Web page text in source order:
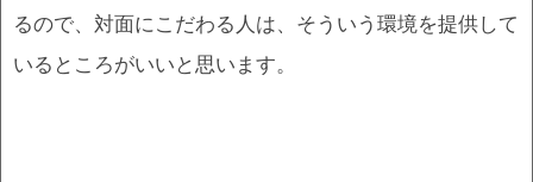
るので、対面にこだわる人は、そういう環境を提供して
いるところがいいと思います。